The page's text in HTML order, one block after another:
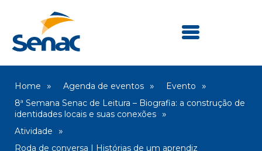
Home Agenda de eventos
Evento
8ª Semana Senac de Leitura – Biografia: a construção de
identidades locais e suas conexões
Atividade
Roda de conversa | Histórias de um aprendiz